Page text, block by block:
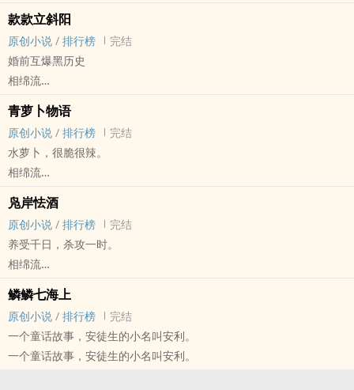
原创小说 - BL - 短篇 - 完结
现代 - HE - 轻松
医生x兽医，日系轻小说风！
平野千纪x那实拓也
1vs1，甜甜甜！
生贺作，送给@乐岛小梨，对我的鸽子行为没有介意！！感谢！！！
款款立斜阳
原创小说 / 排行榜
完结
婚前互爆黑历史
相绵流
现代
《婚前宣言》系列小短篇合集。
第一个故事：《款款立斜阳》
生活在各种规则制度内的大龄单身五讲四美好基佬，遇到个横冲直撞
的小年轻，身肾都招架不住，该咋办？
作者：废话恁多，建议直接私奔。
闲来的小练笔，短篇，第一人称，轻松向，he。
感谢@温格的拉锁给我做的封面！！！！
青萝卜物语
原创小说 / 排行榜
完结
水萝卜，很脆很辣。
相绵流
现代
施雨添从没想到，自己一时冲动能救下个媳妇儿。更不会想到，意外
讨来的媳妇儿，又被小情人的爸爸拐走。
闷骚青年和放荡神经病的故事。
乡村风，1vs1，三观不正，关系混乱。
日更。
微博：重生之我是相绵流
欢迎来找我唠嗑~
凫岸怯酒
原创小说 / 排行榜
完结
养受千日，杀攻一时。
相绵流
现代
鳞鳞七海上
原创小说 / 排行榜
完结
一个童话故事，安徒生的小名叫安利。
一个童话故事，安徒生的小名叫安利。